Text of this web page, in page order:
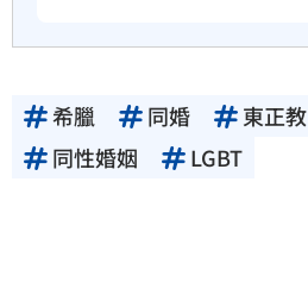
希臘 同婚 東正教
同性婚姻
LGBT